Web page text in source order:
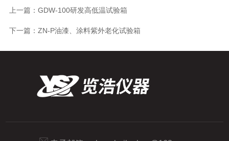
上一篇： GDW-100研发高低温试验箱
下一篇： ZN-P油漆、涂料紫外老化试验箱